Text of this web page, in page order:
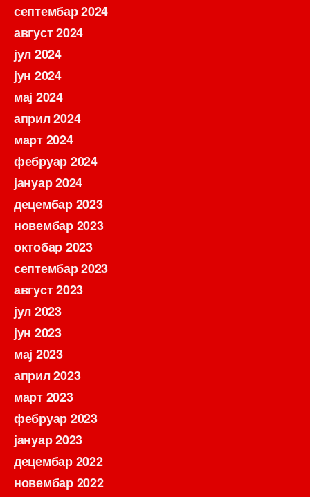
септембар 2024
август 2024
јул 2024
јун 2024
мај 2024
април 2024
март 2024
фебруар 2024
јануар 2024
децембар 2023
новембар 2023
октобар 2023
септембар 2023
август 2023
јул 2023
јун 2023
мај 2023
април 2023
март 2023
фебруар 2023
јануар 2023
децембар 2022
новембар 2022